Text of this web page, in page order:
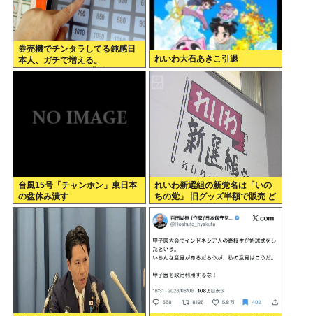
券売機でチンタラしてる鈍感日
本人、ガチで増える。
197cm57kgの俺が背後5cmま
れいわ大石あきこ引退
台風15号「チャンホン」東日本
の盆休み潰す
れいわ新選組の新党名は「いの
ちの党」 旧グッズ半額で販売 ど
うなる秘書給与疑惑